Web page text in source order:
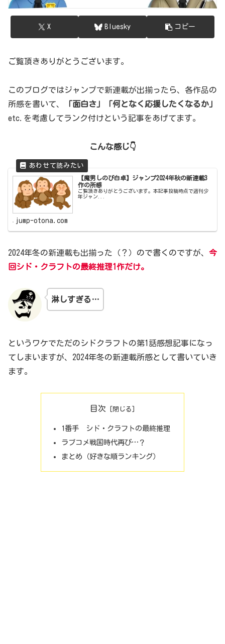
X Bluesky コピー
ご覧頂きありがとうございます。
このブログではジャンプで新連載が出揃ったら、各作品の
所感を書いて、
「面白さ」「何となく応援したくなるか」
etc.を考慮してランク付けという記事をあげてます。
こんな感じ👇
【魔男しのび白卓】ジャンプ2024年秋の新連載3
作の所感
ご覧頂きありがとうございます。本記事投稿時点で週刊少
年ジャン...
jump-otona.com
2024年冬の新連載も出揃った（？）ので書くのですが、 今
回シド・クラフトの最終推理1作だけ。
淋しすぎる…
というワケでただのシドクラフトの第1話感想記事になっ
てしまいますが、2024年冬の新連載所感として書いていき
ます。
目次
1番手 シド・クラフトの最終推理
ラブコメ戦国時代再び…？
まとめ（好きな順ランキング）